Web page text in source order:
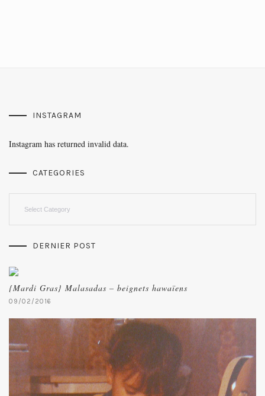
INSTAGRAM
Instagram has returned invalid data.
CATEGORIES
DERNIER POST
{Mardi Gras} Malasadas – beignets hawaïens
09/02/2016